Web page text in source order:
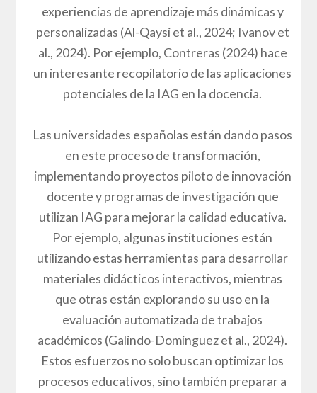
experiencias de aprendizaje más dinámicas y
personalizadas (Al-Qaysi et al., 2024; Ivanov et
al., 2024). Por ejemplo, Contreras (2024) hace
un interesante recopilatorio de las aplicaciones
potenciales de la IAG en la docencia.
Las universidades españolas están dando pasos
en este proceso de transformación,
implementando proyectos piloto de innovación
docente y programas de investigación que
utilizan IAG para mejorar la calidad educativa.
Por ejemplo, algunas instituciones están
utilizando estas herramientas para desarrollar
materiales didácticos interactivos, mientras
que otras están explorando su uso en la
evaluación automatizada de trabajos
académicos (Galindo-Domínguez et al., 2024).
Estos esfuerzos no solo buscan optimizar los
procesos educativos, sino también preparar a